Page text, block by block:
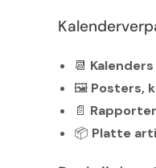
📆
🖼 Posters,
📄
📦 Platte